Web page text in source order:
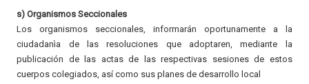
s) Organismos Seccionales
Los organismos seccionales, informarán oportunamente a la
ciudadanìa de las resoluciones que adoptaren, mediante la
publicación de las actas de las respectivas sesiones de estos
cuerpos colegiados, así como sus planes de desarrollo local